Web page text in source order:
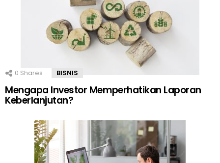
0 Shares BISNIS
Mengapa Investor Memperhatikan Laporan
Keberlanjutan?